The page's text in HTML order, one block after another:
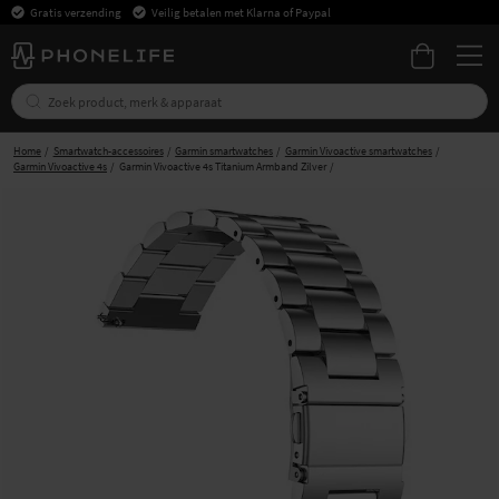
Gratis verzending Veilig betalen met Klarna of Paypal
Home Smartwatch-accessoires Garmin smartwatches
Garmin Vivoactive smartwatches
Garmin Vivoactive 4s
Garmin Vivoactive 4s Titanium Armband Zilver